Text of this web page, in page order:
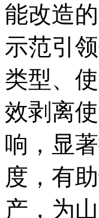
能改造
示范引
类型、
效剥离
响，显
度，有
产，为